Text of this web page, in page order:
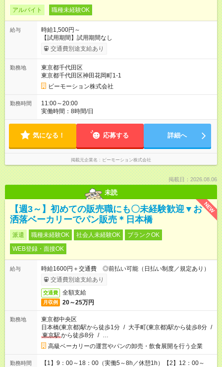
アルバイト 職種未経験OK
給与
時給1,500円～
【試用期間】試用期間なし
交通費別途支給あり
勤務地
東京都千代田区
東京都千代田区神田花岡町1-1
ビーモーション株式会社
勤務時間
11:00～20:00
実働時間：8時間/日
気になる！ 応募する 詳細へ
掲載元企業名 ビーモーション株式会社
掲載日：2026.08.06
未読
NEW
【週3～】初めての販売職にも〇未経験歓迎▼お
洒落ベーカリーでパン販売＊日本橋
派遣 職種未経験OK 社会人未経験OK
ブランクOK
WEB登録・面接OK
給与
時給1600円＋交通費 ◎前払い可能（日払い制度／規定あり）
交通費別途支給あり
交通費 全額支給
月収例 20～25万円
勤務地
東京都中央区
日本橋(東京都)駅から徒歩1分 / 大手町(東京都)駅から徒歩8分 /
東京駅から徒歩8分 / …
高級ベーカリーの運営やパンの卸売・飲食展開を行う企業
勤務時間
【1】9：00～18：00（実働5～8h／休憩1h）【2】12：00～